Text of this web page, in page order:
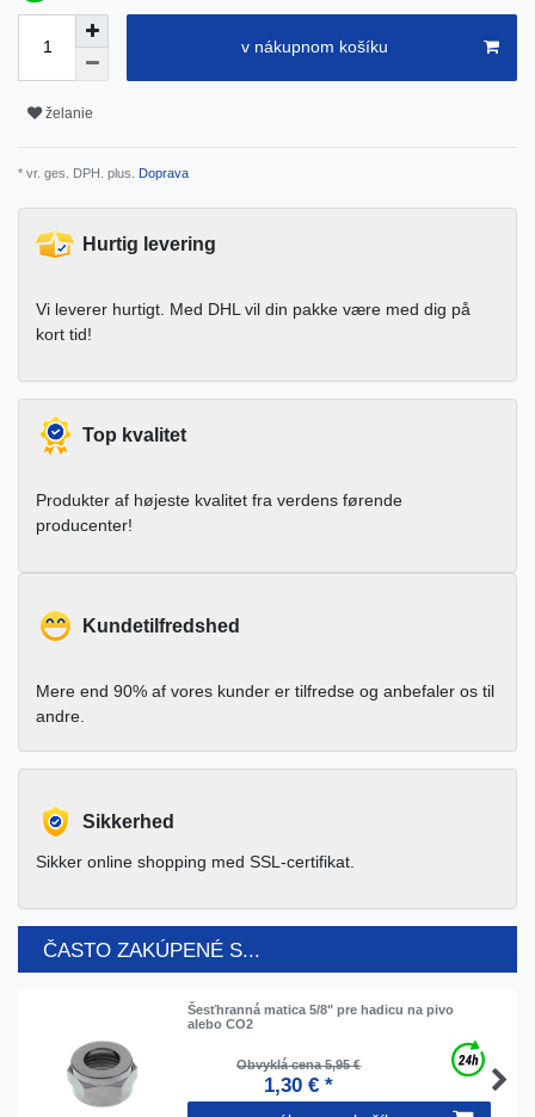
v nákupnom košíku
želanie
* vr. ges. DPH. plus. Doprava
Hurtig levering
Vi leverer hurtigt. Med DHL vil din pakke være med dig på
kort tid!
Top kvalitet
Produkter af højeste kvalitet fra verdens førende
producenter!
Kundetilfredshed
Mere end 90% af vores kunder er tilfredse og anbefaler os til
andre.
Sikkerhed
Sikker online shopping med SSL-certifikat.
ČASTO ZAKÚPENÉ S...
Šesťhranná matica 5/8" pre hadicu na pivo
alebo CO2
Obvyklá cena 5,95 €
1,30 € *